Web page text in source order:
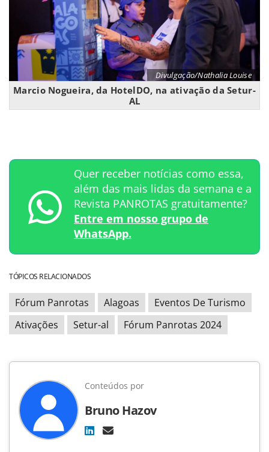
Divulgação/Nathalia Louise
Marcio Nogueira, da HotelDO, na ativação da Setur-
AL
Quer receber notícias como essa,
além das mais lidas da semana e a
Revista PANROTAS gratuitamente?
Entre em nosso grupo de
WhatsApp.
TÓPICOS RELACIONADOS
Fórum Panrotas Alagoas
Eventos De Turismo
Ativações
Setur-al Fórum Panrotas 2024
Conteúdos por
Bruno Hazov